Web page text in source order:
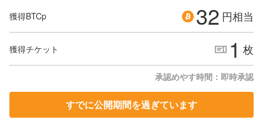
獲得BTCp 32 円相当
獲得チケット 1 枚
承認めやす時間：即時承認
すでに公開期間を過ぎています